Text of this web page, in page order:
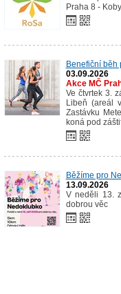
Praha 8 -
Benefiční běh
03.09.2026
Akce MČ
Ve čtvrtek 3.
Libeň (areál
Zastávku
koná pod
Běžíme pro
13.09.2026
V neděli 13.
dobrou věc